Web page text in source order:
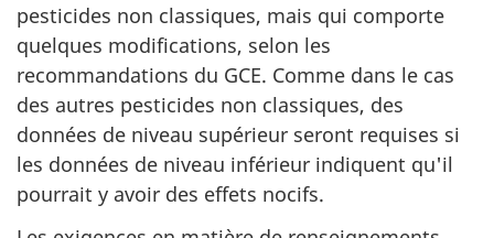
pesticides non classiques, mais qui comporte
quelques modifications, selon les
recommandations du GCE. Comme dans le cas
des autres pesticides non classiques, des
données de niveau supérieur seront requises si
les données de niveau inférieur indiquent qu'il
pourrait y avoir des effets nocifs.